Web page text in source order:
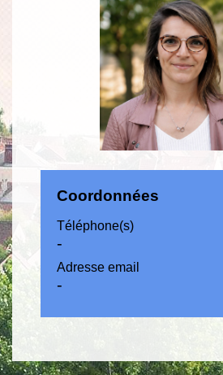
Coordonnées
Téléphone(s)
-
Adresse email
-